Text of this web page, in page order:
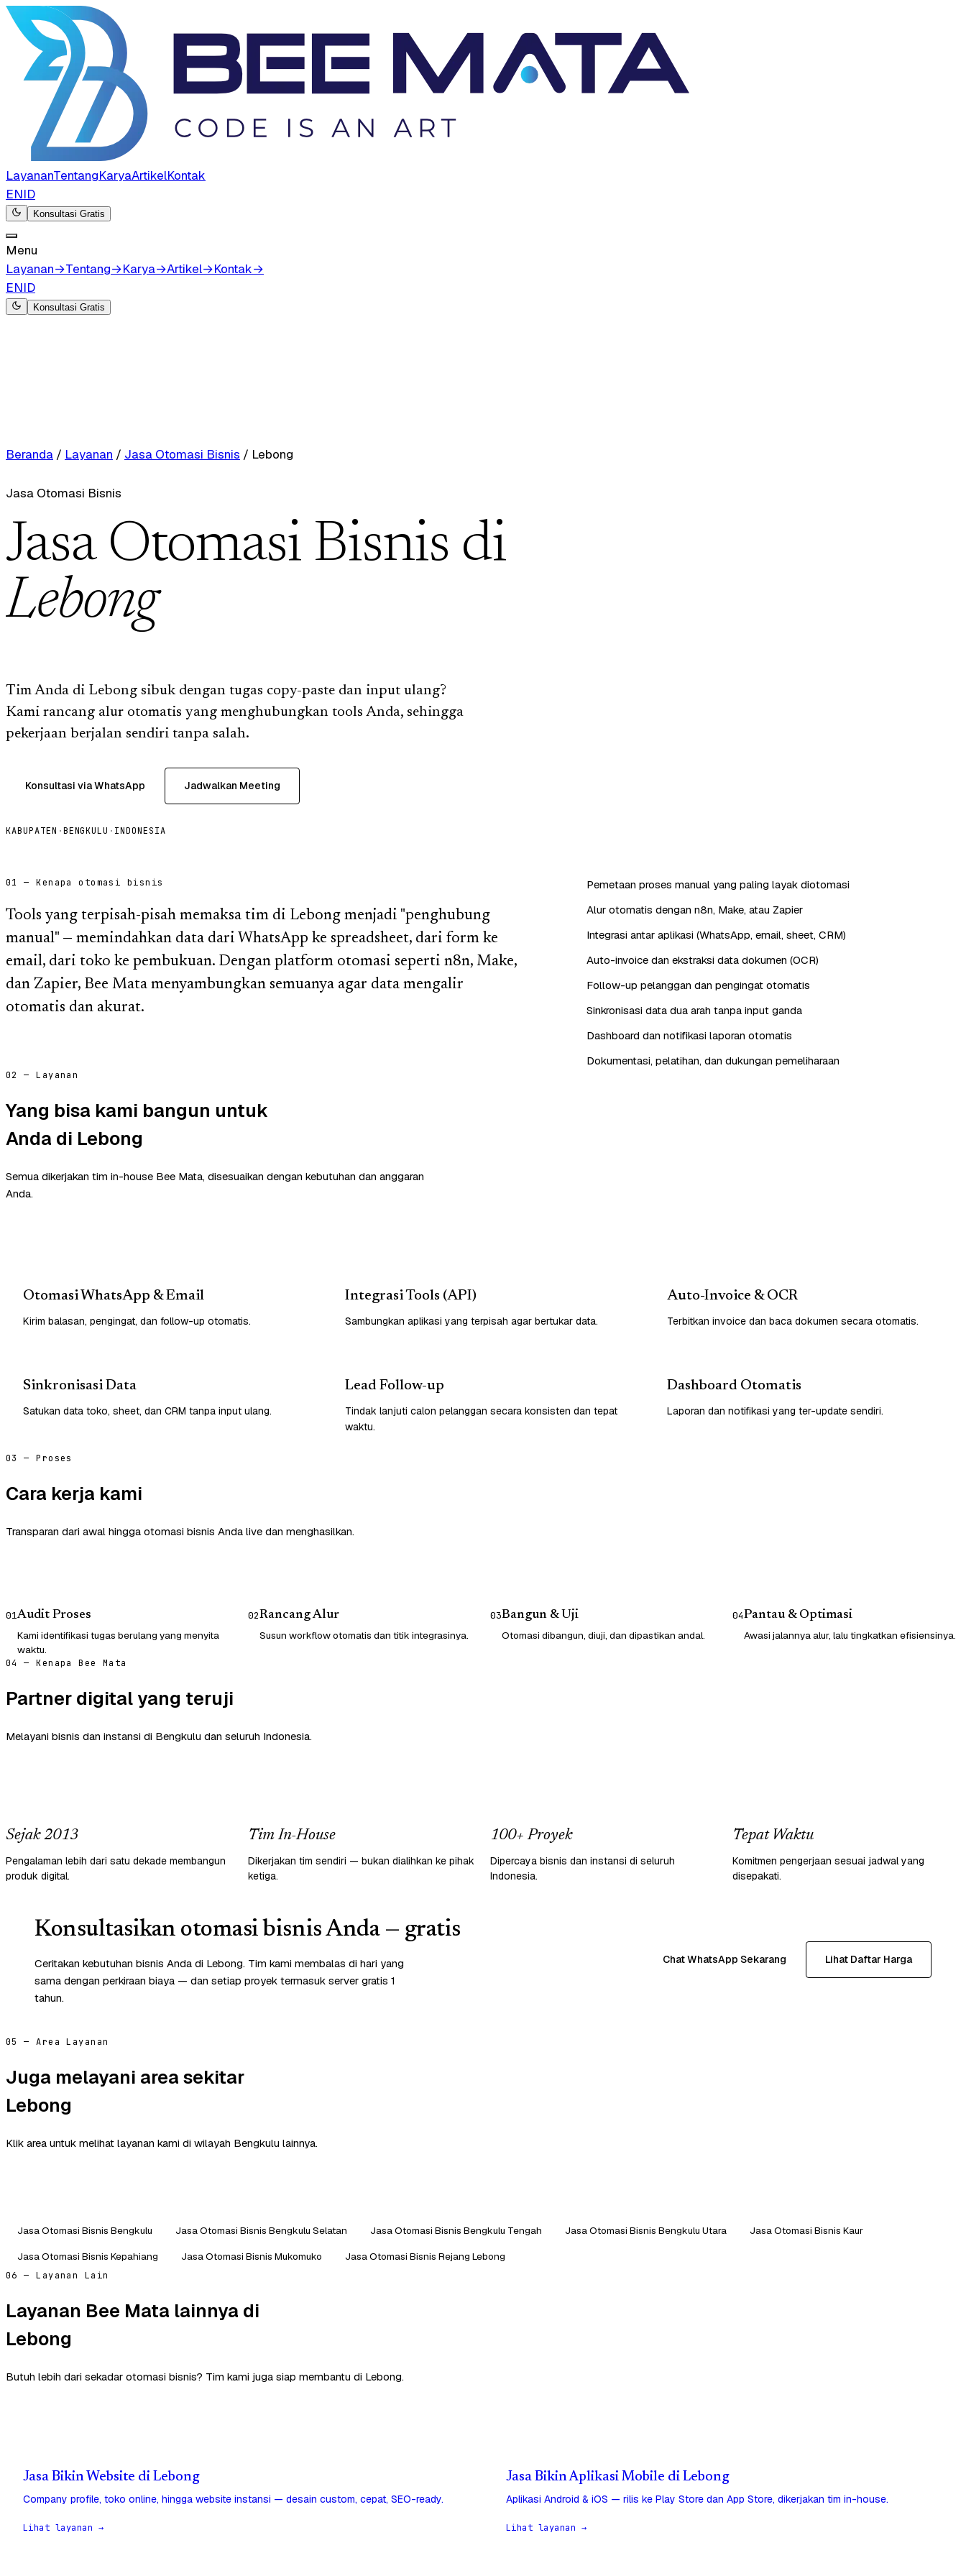
LayananTentangKaryaArtikelKontak
ENID
Konsultasi Gratis
Menu
Layanan→Tentang→Karya→Artikel→Kontak→
ENID
Konsultasi Gratis
Beranda / Layanan / Jasa Otomasi Bisnis / Lebong
Jasa Otomasi Bisnis
Jasa Otomasi Bisnis di
Lebong
Tim Anda di Lebong sibuk dengan tugas copy-paste dan input ulang?
Kami rancang alur otomatis yang menghubungkan tools Anda, sehingga
pekerjaan berjalan sendiri tanpa salah.
Konsultasi via WhatsApp Jadwalkan Meeting
KABUPATEN ·BENGKULU · INDONESIA
01 — Kenapa otomasi bisnis
Tools yang terpisah-pisah memaksa tim di Lebong menjadi "penghubung
manual" — memindahkan data dari WhatsApp ke spreadsheet, dari form ke
email, dari toko ke pembukuan. Dengan platform otomasi seperti n8n, Make,
dan Zapier, Bee Mata menyambungkan semuanya agar data mengalir
otomatis dan akurat.
Pemetaan proses manual yang paling layak diotomasi
Alur otomatis dengan n8n, Make, atau Zapier
Integrasi antar aplikasi (WhatsApp, email, sheet, CRM)
Auto-invoice dan ekstraksi data dokumen (OCR)
Follow-up pelanggan dan pengingat otomatis
Sinkronisasi data dua arah tanpa input ganda
Dashboard dan notifikasi laporan otomatis
Dokumentasi, pelatihan, dan dukungan pemeliharaan
02 — Layanan
Yang bisa kami bangun untuk
Anda di Lebong
Semua dikerjakan tim in-house Bee Mata, disesuaikan dengan kebutuhan dan anggaran
Anda.
Otomasi WhatsApp & Email
Kirim balasan, pengingat, dan follow-up otomatis.
Integrasi Tools (API)
Sambungkan aplikasi yang terpisah agar bertukar data.
Auto-Invoice & OCR
Terbitkan invoice dan baca dokumen secara otomatis.
Sinkronisasi Data
Satukan data toko, sheet, dan CRM tanpa input ulang.
Lead Follow-up
Tindak lanjuti calon pelanggan secara konsisten dan tepat
waktu.
Dashboard Otomatis
Laporan dan notifikasi yang ter-update sendiri.
03 — Proses
Cara kerja kami
Transparan dari awal hingga otomasi bisnis Anda live dan menghasilkan.
01Audit Proses
Kami identifikasi tugas berulang yang menyita
waktu.
02Rancang Alur
Susun workflow otomatis dan titik integrasinya.
03Bangun & Uji
Otomasi dibangun, diuji, dan dipastikan andal.
04Pantau & Optimasi
Awasi jalannya alur, lalu tingkatkan efisiensinya.
04 — Kenapa Bee Mata
Partner digital yang teruji
Melayani bisnis dan instansi di Bengkulu dan seluruh Indonesia.
Sejak 2013
Pengalaman lebih dari satu dekade membangun
produk digital.
Tim In-House
Dikerjakan tim sendiri — bukan dialihkan ke pihak
ketiga.
100+ Proyek
Dipercaya bisnis dan instansi di seluruh
Indonesia.
Tepat Waktu
Komitmen pengerjaan sesuai jadwal yang
disepakati.
Konsultasikan otomasi bisnis Anda — gratis
Ceritakan kebutuhan bisnis Anda di Lebong. Tim kami membalas di hari yang
sama dengan perkiraan biaya — dan setiap proyek termasuk server gratis 1
tahun.
Chat WhatsApp Sekarang Lihat Daftar Harga
05 — Area Layanan
Juga melayani area sekitar
Lebong
Klik area untuk melihat layanan kami di wilayah Bengkulu lainnya.
Jasa Otomasi Bisnis Bengkulu Jasa Otomasi Bisnis Bengkulu Selatan Jasa Otomasi Bisnis Bengkulu Tengah Jasa Otomasi Bisnis Bengkulu Utara
Jasa Otomasi Bisnis Kaur
Jasa Otomasi Bisnis Kepahiang
Jasa Otomasi Bisnis Mukomuko Jasa Otomasi Bisnis Rejang Lebong
06 — Layanan Lain
Layanan Bee Mata lainnya di
Lebong
Butuh lebih dari sekadar otomasi bisnis? Tim kami juga siap membantu di Lebong.
Jasa Bikin Website di Lebong
Company profile, toko online, hingga website instansi — desain custom, cepat, SEO-ready.
Lihat layanan →
Jasa Bikin Aplikasi Mobile di Lebong
Aplikasi Android & iOS — rilis ke Play Store dan App Store, dikerjakan tim in-house.
Lihat layanan →